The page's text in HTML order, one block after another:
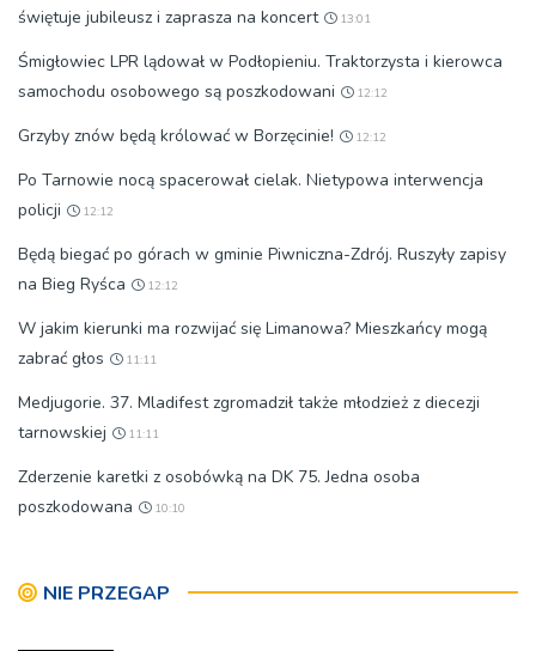
świętuje jubileusz i zaprasza na koncert
13:01
Śmigłowiec LPR lądował w Podłopieniu. Traktorzysta i kierowca
samochodu osobowego są poszkodowani
12:12
Grzyby znów będą królować w Borzęcinie! 12:12
Po Tarnowie nocą spacerował cielak. Nietypowa interwencja
policji
12:12
Będą biegać po górach w gminie Piwniczna-Zdrój. Ruszyły zapisy
na Bieg Ryśca
12:12
W jakim kierunki ma rozwijać się Limanowa? Mieszkańcy mogą
zabrać głos
11:11
Medjugorie. 37. Mladifest zgromadził także młodzież z diecezji
tarnowskiej
11:11
Zderzenie karetki z osobówką na DK 75. Jedna osoba
poszkodowana
10:10
NIE PRZEGAP